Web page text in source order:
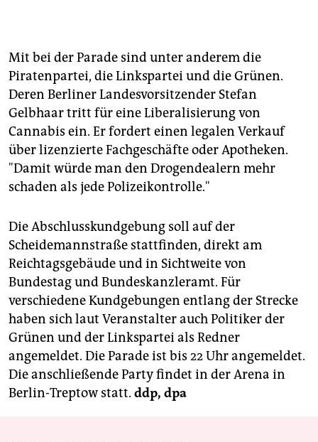
Mit bei der Parade sind unter anderem die
Piratenpartei, die Linkspartei und die Grünen.
Deren Berliner Landesvorsitzender Stefan
Gelbhaar tritt für eine Liberalisierung von
Cannabis ein. Er fordert einen legalen Verkauf
über lizenzierte Fachgeschäfte oder Apotheken.
"Damit würde man den Drogendealern mehr
schaden als jede Polizeikontrolle."
Die Abschlusskundgebung soll auf der
Scheidemannstraße stattfinden, direkt am
Reichtagsgebäude und in Sichtweite von
Bundestag und Bundeskanzleramt. Für
verschiedene Kundgebungen entlang der Strecke
haben sich laut Veranstalter auch Politiker der
Grünen und der Linkspartei als Redner
angemeldet. Die Parade ist bis 22 Uhr angemeldet.
Die anschließende Party findet in der Arena in
Berlin-Treptow statt. ddp, dpa